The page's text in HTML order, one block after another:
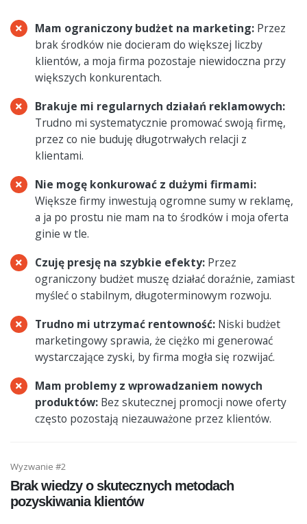
Mam ograniczony budżet na marketing: Przez
brak środków nie docieram do większej liczby
klientów, a moja firma pozostaje niewidoczna przy
większych konkurentach.
Brakuje mi regularnych działań reklamowych:
Trudno mi systematycznie promować swoją firmę,
przez co nie buduję długotrwałych relacji z
klientami.
Nie mogę konkurować z dużymi firmami:
Większe firmy inwestują ogromne sumy w reklamę,
a ja po prostu nie mam na to środków i moja oferta
ginie w tle.
Czuję presję na szybkie efekty: Przez
ograniczony budżet muszę działać doraźnie, zamiast
myśleć o stabilnym, długoterminowym rozwoju.
Trudno mi utrzymać rentowność: Niski budżet
marketingowy sprawia, że ciężko mi generować
wystarczające zyski, by firma mogła się rozwijać.
Mam problemy z wprowadzaniem nowych
produktów: Bez skutecznej promocji nowe oferty
często pozostają niezauważone przez klientów.
Wyzwanie #2
Brak wiedzy o skutecznych metodach
pozyskiwania klientów